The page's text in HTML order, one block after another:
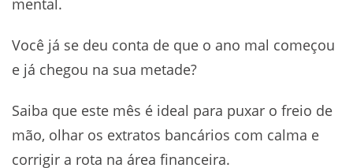
mental.
Você já se deu conta de que o ano mal começou
e já chegou na sua metade?
Saiba que este mês é ideal para puxar o freio de
mão, olhar os extratos bancários com calma e
corrigir a rota na área financeira.